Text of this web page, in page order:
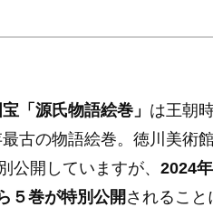
宝「源氏物語絵巻」 は王朝
古の物語絵巻。徳川美術
公開していますが、 2024
５巻が特別公開 されること